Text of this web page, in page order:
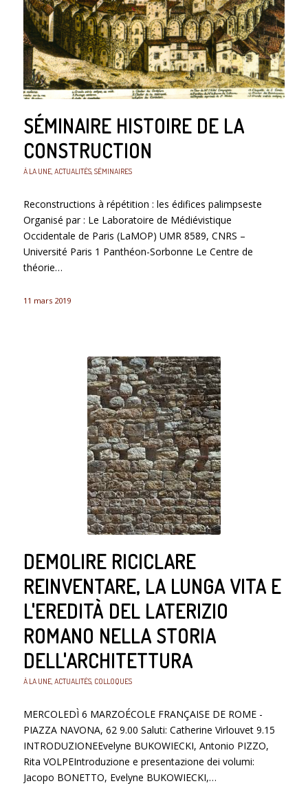
SÉMINAIRE HISTOIRE DE LA
CONSTRUCTION
À LA UNE, ACTUALITÉS, SÉMINAIRES
Reconstructions à répétition : les édifices palimpseste
Organisé par : Le Laboratoire de Médiévistique
Occidentale de Paris (LaMOP) UMR 8589, CNRS –
Université Paris 1 Panthéon-Sorbonne Le Centre de
théorie…
11 mars 2019
DEMOLIRE RICICLARE
REINVENTARE, LA LUNGA VITA E
L'EREDITÀ DEL LATERIZIO
ROMANO NELLA STORIA
DELL'ARCHITETTURA
À LA UNE, ACTUALITÉS, COLLOQUES
MERCOLEDÌ 6 MARZOÉCOLE FRANÇAISE DE ROME -
PIAZZA NAVONA, 62 9.00 Saluti: Catherine Virlouvet 9.15
INTRODUZIONEEvelyne BUKOWIECKI, Antonio PIZZO,
Rita VOLPEIntroduzione e presentazione dei volumi:
Jacopo BONETTO, Evelyne BUKOWIECKI,…